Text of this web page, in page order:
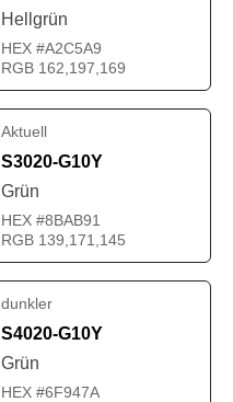
Hellgrün
HEX #A2C5A9
RGB 162,197,169
Aktuell
S3020-G10Y
Grün
HEX #8BAB91
RGB 139,171,145
dunkler
S4020-G10Y
Grün
HEX #6F947A